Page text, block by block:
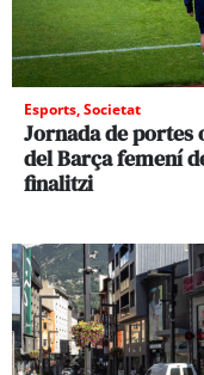
Esports,Societat
Jornada de portes
del Barça femení
finalitzi